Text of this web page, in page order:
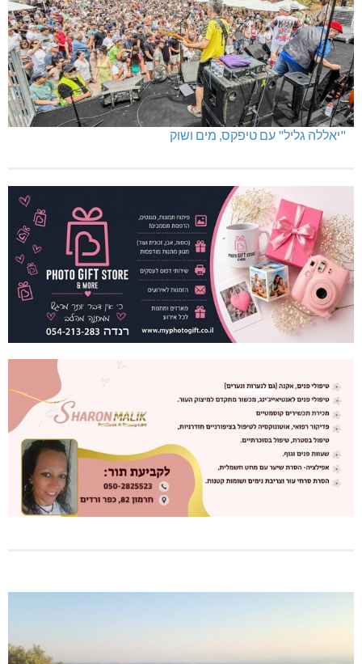
"יאללה גליל" עם טיפקס, מים ושוק